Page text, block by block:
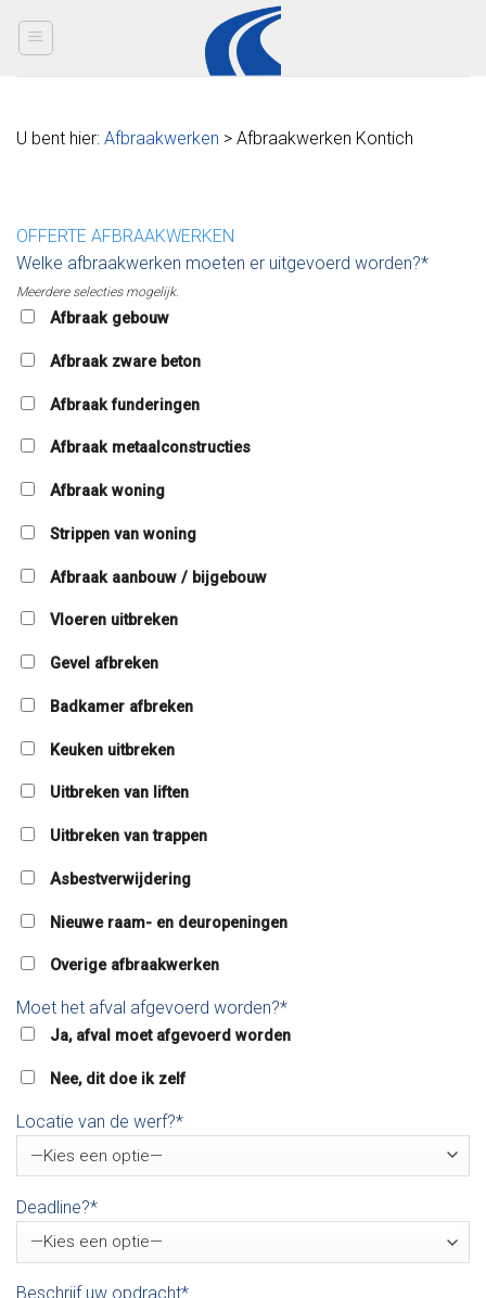
U bent hier: Afbraakwerken > Afbraakwerken Kontich
OFFERTE AFBRAAKWERKEN
Welke afbraakwerken moeten er uitgevoerd worden?*
Meerdere selecties mogelijk.
Afbraak gebouw
Afbraak zware beton
Afbraak funderingen
Afbraak metaalconstructies
Afbraak woning
Strippen van woning
Afbraak aanbouw / bijgebouw
Vloeren uitbreken
Gevel afbreken
Badkamer afbreken
Keuken uitbreken
Uitbreken van liften
Uitbreken van trappen
Asbestverwijdering
Nieuwe raam- en deuropeningen
Overige afbraakwerken
Moet het afval afgevoerd worden?*
Ja, afval moet afgevoerd worden
Nee, dit doe ik zelf
Locatie van de werf?*
Deadline?*
Beschrijf uw opdracht*